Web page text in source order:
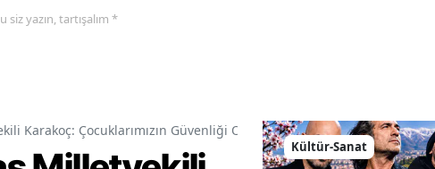
yazın, tartışalım *
Karakoç: Çocuklarımızın Güvenliği Ortak Vazifemiz
Kültür-Sanat